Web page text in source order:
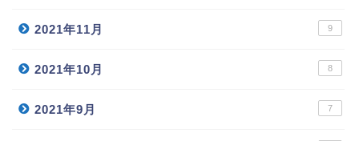
2021年11月 9
2021年10月 8
2021年9月 7